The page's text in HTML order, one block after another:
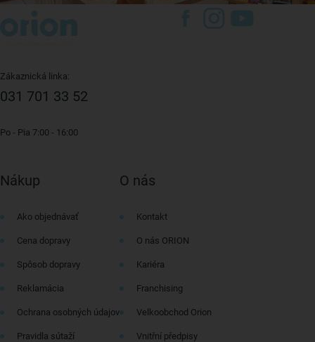
Zákaznická linka:
031 701 33 52
Po - Pia 7:00 - 16:00
Nákup
Ako objednávať
Cena dopravy
Spôsob dopravy
Reklamácia
Ochrana osobných údajov
Pravidla sútaží
O nás
Kontakt
O nás ORION
Kariéra
Franchising
Velkoobchod Orion
Vnitřní předpisy